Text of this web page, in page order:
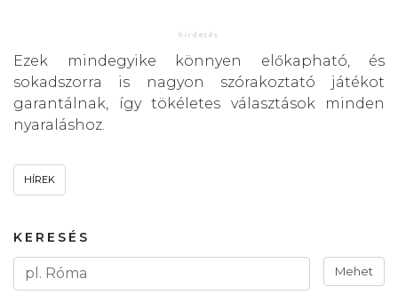
Ezek mindegyike könnyen előkapható, és
sokadszorra is nagyon szórakoztató játékot
garantálnak, így tökéletes választások minden
nyaraláshoz.
HÍREK
KERESÉS
Mehet